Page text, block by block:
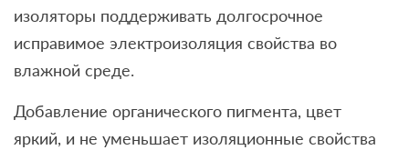
изоляторы поддерживать долгосрочное
исправимое электроизоляция свойства во
влажной среде.
Добавление органического пигмента, цвет
яркий, и не уменьшает изоляционные свойства